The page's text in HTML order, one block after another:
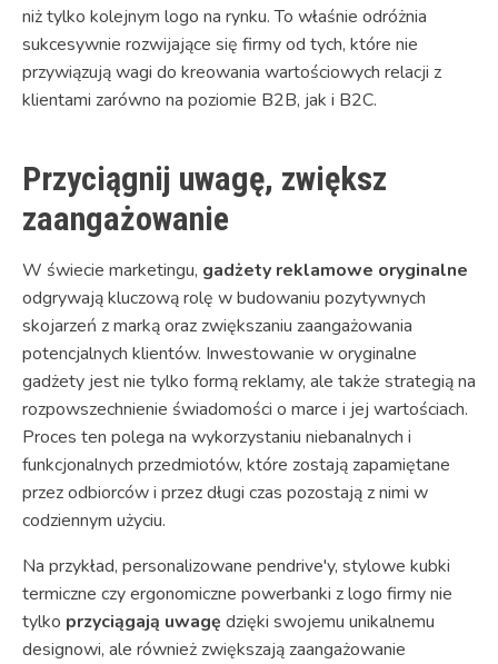
niż tylko kolejnym logo na rynku. To właśnie odróżnia
sukcesywnie rozwijające się firmy od tych, które nie
przywiązują wagi do kreowania wartościowych relacji z
klientami zarówno na poziomie B2B, jak i B2C.
Przyciągnij uwagę, zwiększ
zaangażowanie
W świecie marketingu, gadżety reklamowe oryginalne
odgrywają kluczową rolę w budowaniu pozytywnych
skojarzeń z marką oraz zwiększaniu zaangażowania
potencjalnych klientów. Inwestowanie w oryginalne
gadżety jest nie tylko formą reklamy, ale także strategią na
rozpowszechnienie świadomości o marce i jej wartościach.
Proces ten polega na wykorzystaniu niebanalnych i
funkcjonalnych przedmiotów, które zostają zapamiętane
przez odbiorców i przez długi czas pozostają z nimi w
codziennym użyciu.
Na przykład, personalizowane pendrive'y, stylowe kubki
termiczne czy ergonomiczne powerbanki z logo firmy nie
tylko przyciągają uwagę dzięki swojemu unikalnemu
designowi, ale również zwiększają zaangażowanie